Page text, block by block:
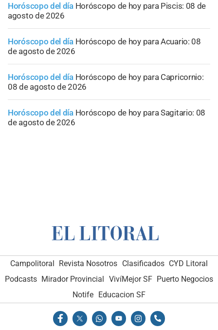
Horóscopo del día Horóscopo de hoy para Piscis: 08 de
agosto de 2026
Horóscopo del día Horóscopo de hoy para Acuario: 08
de agosto de 2026
Horóscopo del día Horóscopo de hoy para Capricornio:
08 de agosto de 2026
Horóscopo del día Horóscopo de hoy para Sagitario: 08
de agosto de 2026
Campolitoral Revista Nosotros Clasificados CYD Litoral
Podcasts Mirador Provincial VivíMejor SF Puerto Negocios
Notife Educacion SF